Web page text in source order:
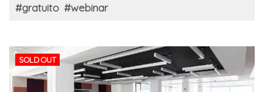
#gratuito #webinar
SOLD OUT